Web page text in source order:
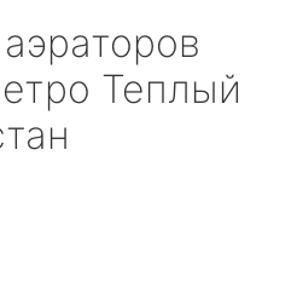
Теплый